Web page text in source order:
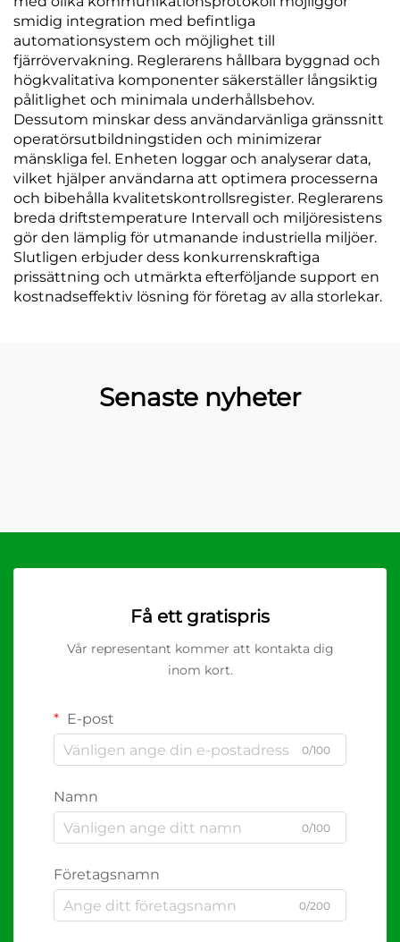
smidig integration med befintliga
automationsystem och möjlighet till
fjärrövervakning. Reglerarens hållbara byggnad och
högkvalitativa komponenter säkerställer långsiktig
pålitlighet och minimala underhållsbehov.
Dessutom minskar dess användarvänliga gränssnitt
operatörsutbildningstiden och minimizerar
mänskliga fel. Enheten loggar och analyserar data,
vilket hjälper användarna att optimera processerna
och bibehålla kvalitetskontrollsregister. Reglerarens
breda driftstemperature Intervall och miljöresistens
gör den lämplig för utmanande industriella miljöer.
Slutligen erbjuder dess konkurrenskraftiga
prissättning och utmärkta efterföljande support en
kostnadseffektiv lösning för företag av alla storlekar.
Senaste nyheter
Få ett gratispris
Vår representant kommer att kontakta dig
inom kort.
E-post
0/100
Namn
0/100
Företagsnamn
0/200